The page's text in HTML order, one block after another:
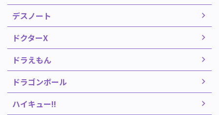
デスノート
ドクターX
ドラえもん
ドラゴンボール
ハイキュー!!